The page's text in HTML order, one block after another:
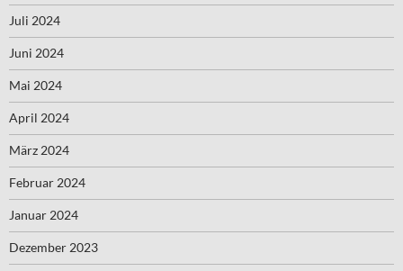
Juli 2024
Juni 2024
Mai 2024
April 2024
März 2024
Februar 2024
Januar 2024
Dezember 2023